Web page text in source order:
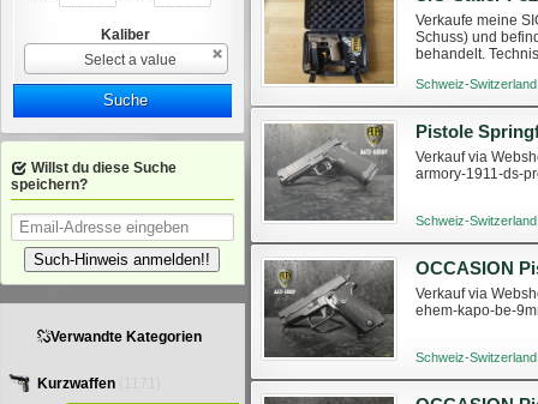
Verkaufe meine
Schuss) und
behandelt.
Schweiz-
Verkauf via
armory-1911-ds-
Schweiz-
Verkauf via
ehem-kapo-be-
Schweiz-
Kaliber
Select a value
Suche
Willst du diese Suche
speichern?
Such-Hinweis anmelden!!
Verwandte Kategorien
Kurzwaffen